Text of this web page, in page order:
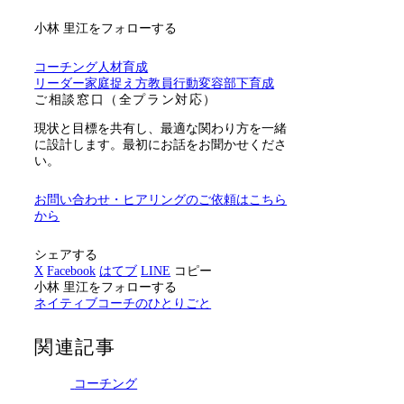
小林 里江をフォローする
コーチング 人材育成
リーダー家庭捉え方教員行動変容部下育成
ご相談窓口（全プラン対応）
現状と目標を共有し、最適な関わり方を一緒
に設計します。最初にお話をお聞かせくださ
い。
お問い合わせ・ヒアリングのご依頼はこちら
から
シェアする
X Facebook はてブ LINE コピー
小林 里江をフォローする
ネイティブコーチのひとりごと
関連記事
コーチング